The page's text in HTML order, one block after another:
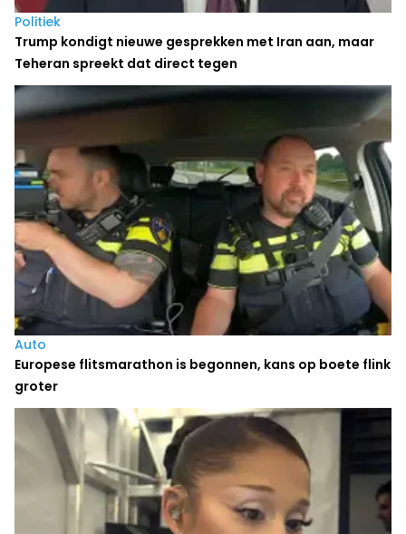
Politiek
Trump kondigt nieuwe gesprekken met Iran aan, maar
Teheran spreekt dat direct tegen
Auto
Europese flitsmarathon is begonnen, kans op boete flink
groter